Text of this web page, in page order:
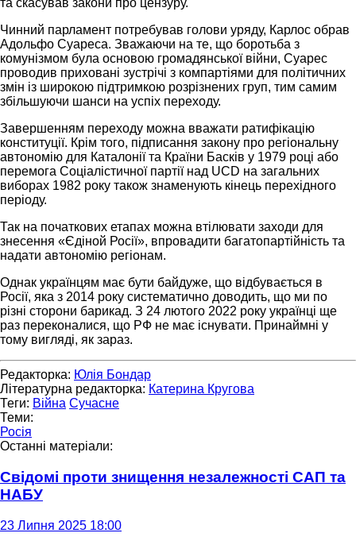
та скасував закони про цензуру.
Чинний парламент потребував голови уряду, Карлос обрав
Адольфо Суареса. Зважаючи на те, що боротьба з
комунізмом була основою громадянської війни, Суарес
проводив приховані зустрічі з компартіями для політичних
змін із широкою підтримкою розрізнених груп, тим самим
збільшуючи шанси на успіх переходу.
Завершенням переходу можна вважати ратифікацію
конституції. Крім того, підписання закону про регіональну
автономію для Каталонії та Країни Басків у 1979 році або
перемога Соціалістичної партії над UCD на загальних
виборах 1982 року також знаменують кінець перехідного
періоду.
Так на початкових етапах можна втілювати заходи для
знесення «Єдіной Росії», впровадити багатопартійність та
надати автономію регіонам.
Однак українцям має бути байдуже, що відбувається в
Росії, яка з 2014 року систематично доводить, що ми по
різні сторони барикад. З 24 лютого 2022 року українці ще
раз переконалися, що РФ не має існувати. Принаймні у
тому вигляді, як зараз.
Редакторка: Юлія Бондар
Літературна редакторка: Катерина Кругова
Теги: Війна Сучасне
Теми:
Росія
Останні матеріали:
Свідомі проти знищення незалежності САП та
НАБУ
23 Липня 2025 18:00